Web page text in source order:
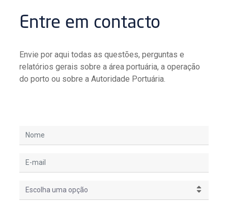
Entre em contacto
Envie por aqui todas as questões, perguntas e
relatórios gerais sobre a área portuária, a operação
do porto ou sobre a Autoridade Portuária.
Escolha uma opção